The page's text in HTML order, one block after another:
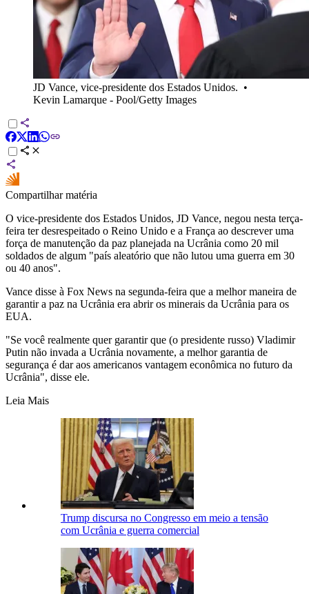
JD Vance, vice-presidente dos Estados Unidos. •
Kevin Lamarque - Pool/Getty Images
Compartilhar matéria
O vice-presidente dos Estados Unidos, JD Vance, negou nesta terça-
feira ter desrespeitado o Reino Unido e a França ao descrever uma
força de manutenção da paz planejada na Ucrânia como 20 mil
soldados de algum "país aleatório que não lutou uma guerra em 30
ou 40 anos".
Vance disse à Fox News na segunda-feira que a melhor maneira de
garantir a paz na Ucrânia era abrir os minerais da Ucrânia para os
EUA.
"Se você realmente quer garantir que (o presidente russo) Vladimir
Putin não invada a Ucrânia novamente, a melhor garantia de
segurança é dar aos americanos vantagem econômica no futuro da
Ucrânia", disse ele.
Leia Mais
Trump discursa no Congresso em meio a tensão
com Ucrânia e guerra comercial